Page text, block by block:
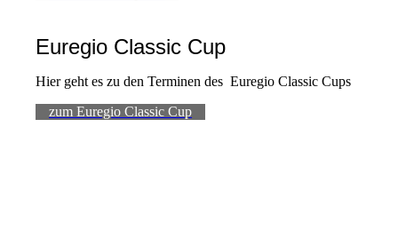
Euregio Classic Cup
Hier geht es zu den Terminen des Euregio Classic Cups
zum Euregio Classic Cup